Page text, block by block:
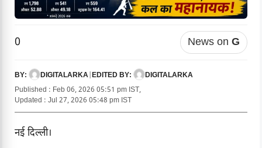
0 News on G
BY: DIGITALARKA EDITED BY:
DIGITALARKA
Published : Feb 06, 2026 05:51 pm IST,
Updated : Jul 27, 2026 05:48 pm IST
नई दिल्ली।